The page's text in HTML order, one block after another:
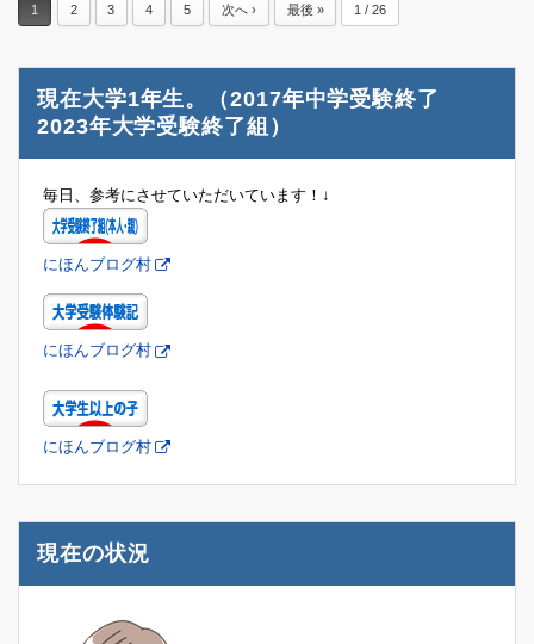
1 2 3 4 5 次へ › 最後 » 1 / 26
現在大学1年生。（2017年中学受験終了
2023年大学受験終了組）
毎日、参考にさせていただいています！↓
にほんブログ村
にほんブログ村
にほんブログ村
現在の状況